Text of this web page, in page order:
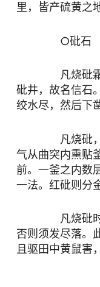
里，皆产硫黄之
○砒石
凡烧砒霜
砒井，故名信石
绞水尽，然后下
凡烧砒，
气从曲突内熏贴
前。一釜之内数
一法。红砒则分
凡烧砒时
否则须发尽落。
且驱田中黄鼠害